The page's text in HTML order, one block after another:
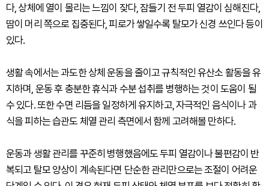
다, 상체에 열이 몰리는 느낌이 잦다, 잠들기 전 두피 열감이 심해진다,
땀이 머리 쪽으로 집중된다, 피로가 쌓일수록 탈모가 신경 쓰인다 등이
있다.
생활 속에서는 과도한 상체 운동을 줄이고 규칙적인 유산소 활동을 유
지하며, 운동 후 충분한 휴식과 수분 섭취를 병행하는 것이 도움이 될
수 있다. 또한 수면 리듬을 일정하게 유지하고, 자극적인 음식이나 과
식을 피하는 습관도 체열 관리 측면에서 함께 고려해볼 만하다.
운동과 생활 관리를 꾸준히 병행했음에도 두피 열감이나 불편감이 반
복되고 탈모 양상이 계속된다면 단순한 관리만으로는 조절이 어려운